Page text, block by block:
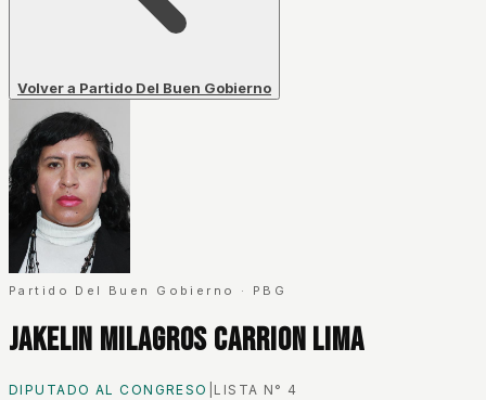
Volver a Partido Del Buen Gobierno
Partido Del Buen Gobierno · PBG
Jakelin Milagros Carrion Lima
DIPUTADO AL CONGRESO LISTA N° 4